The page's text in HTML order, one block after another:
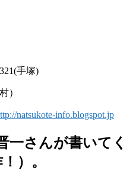
手塚)
）
natsukote-info.blogspot.jp
一さんが書いてく
）。